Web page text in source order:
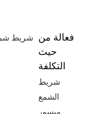
فعالة من
حيث
التكلفة
شريط
الشمع